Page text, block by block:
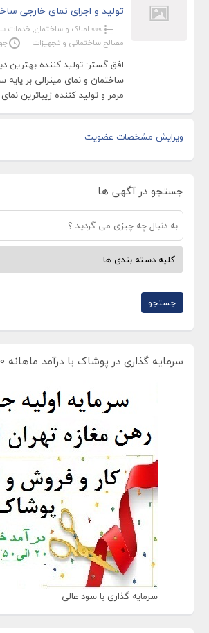
تولید و اجرای نمای خارجی
»»» املاک و ساختمان, خدمات
مصالح ساختمانی و تجهیزات
افق گستر: تولید کننده بهترین
ساختمان و نمای مینرالی بر
مرمر و تولید کننده زیباترین
ویرایش مشخصات عضویت
جستجو در آگهی ها
سرمایه گذاری در پوشاک با درآمد ماهانه 30میلیون تومان
سرمایه گذاری با سود عالی